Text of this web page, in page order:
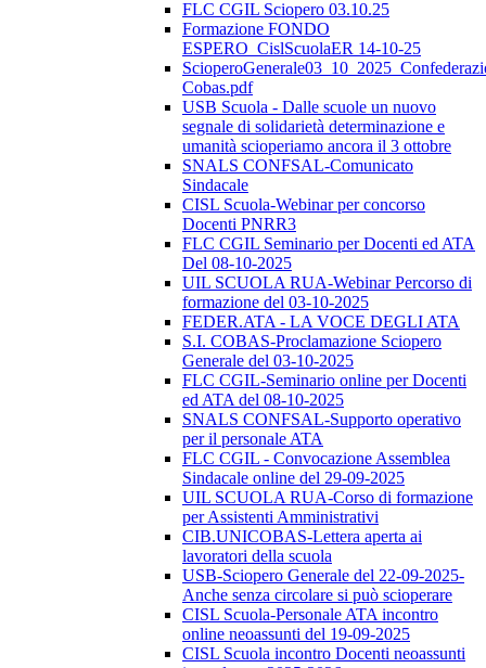
FLC CGIL Sciopero 03.10.25
Formazione FONDO
ESPERO_CislScuolaER 14-10-25
Cobas.pdf
USB Scuola - Dalle scuole un nuovo
segnale di solidarietà determinazione e
umanità scioperiamo ancora il 3 ottobre
SNALS CONFSAL-Comunicato
Sindacale
CISL Scuola-Webinar per concorso
Docenti PNRR3
FLC CGIL Seminario per Docenti ed ATA
Del 08-10-2025
UIL SCUOLA RUA-Webinar Percorso di
formazione del 03-10-2025
FEDER.ATA - LA VOCE DEGLI ATA
S.I. COBAS-Proclamazione Sciopero
Generale del 03-10-2025
FLC CGIL-Seminario online per Docenti
ed ATA del 08-10-2025
SNALS CONFSAL-Supporto operativo
per il personale ATA
FLC CGIL - Convocazione Assemblea
Sindacale online del 29-09-2025
UIL SCUOLA RUA-Corso di formazione
per Assistenti Amministrativi
CIB.UNICOBAS-Lettera aperta ai
lavoratori della scuola
USB-Sciopero Generale del 22-09-2025-
Anche senza circolare si può scioperare
CISL Scuola-Personale ATA incontro
online neoassunti del 19-09-2025
CISL Scuola incontro Docenti neoassunti